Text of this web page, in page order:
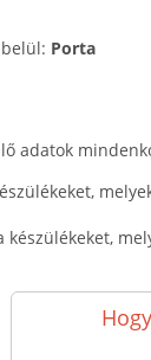
Porta
adatok
készülékeket,